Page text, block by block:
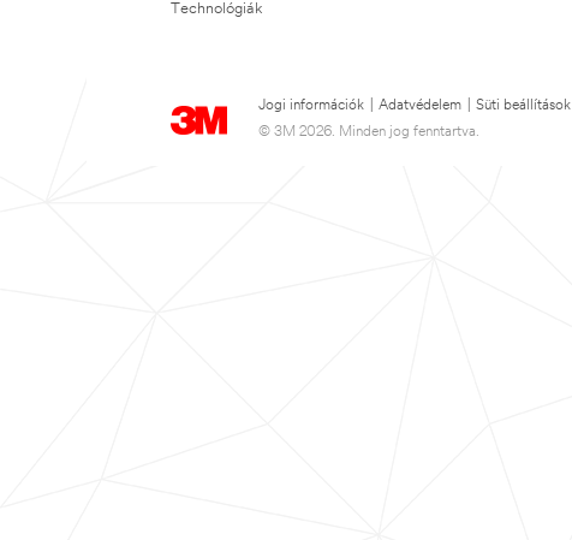
Technológiák
Jogi információk Adatvédelem
Süti beállítások
© 3M 2026. Minden jog fenntartva.